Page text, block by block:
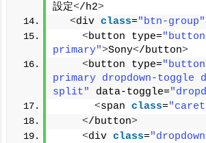
設定</h2>
<div class="btn-group"
<button type=
primary">Sony</button>
<button type=
primary dropdown-toggle
split"
data-toggle=
<span class=
</button>
<div class=